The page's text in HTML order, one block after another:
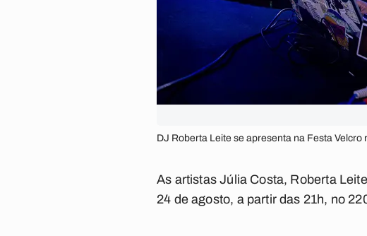
DJ Roberta Leite se apresenta na Festa
As artistas Júlia Costa, Roberta
24 de agosto, a partir das 21h, no